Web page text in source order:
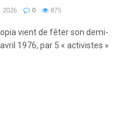
2026 0 875
vient de fêter son demi-
1976, par 5 « activistes »